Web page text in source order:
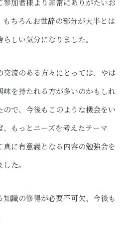
加者様より非常にありがたいお
ちろんお世辞の部分が大半とは
しい気分になりました。
交流のある方々にとっては、やは
味を持たれる方が多いのかもしれ
ので、今後もこのような機会をい
もっとニーズを考えたテーマ
に有意義となる内容の勉強会を
た。
知識の修得が必要不可欠、今後も